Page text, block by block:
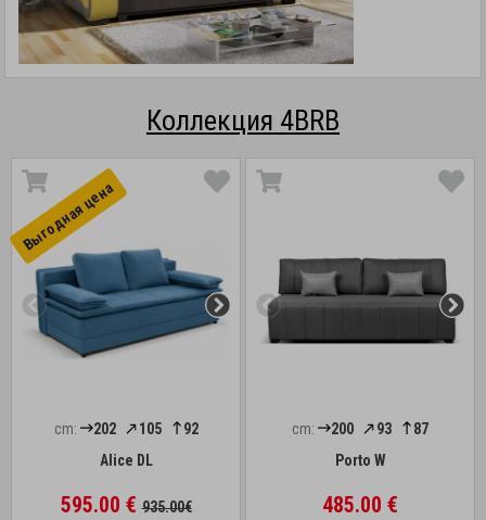
Коллекция 4BRB
Выгоднaя цена
cm: 202 105
92
Alice DL
595.00 €935.00€
cm: 200 93
87
Porto W
485.00 €